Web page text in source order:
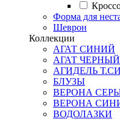
Форма для
Шеврон
Коллекции
АГАТ СИНИЙ
АГАТ ЧЕРНЫЙ
АГИДЕЛЬ
БЛУЗЫ
ВЕРОНА
ВЕРОНА
ВОДОЛАЗКИ